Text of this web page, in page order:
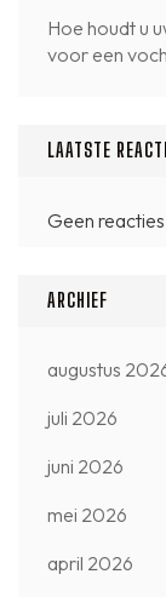
Hoe houdt u
voor een
LAATSTE
Geen
ARCHIEF
augustus
juli 2026
juni 2026
mei 2026
april 2026